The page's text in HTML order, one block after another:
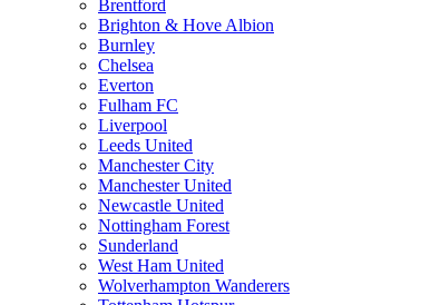
Brentford
Brighton & Hove Albion
Burnley
Chelsea
Everton
Fulham FC
Liverpool
Leeds United
Manchester City
Manchester United
Newcastle United
Nottingham Forest
Sunderland
West Ham United
Wolverhampton Wanderers